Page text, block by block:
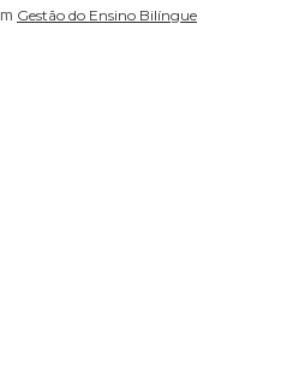
Gestão do Ensino Bilíngue